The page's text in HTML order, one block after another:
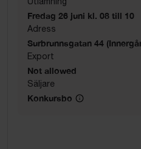
Fredag 26 juni kl. 08 till 10
Adress
Surbrunnsgatan 44
Export
Not allowed
Säljare
Konkursbo